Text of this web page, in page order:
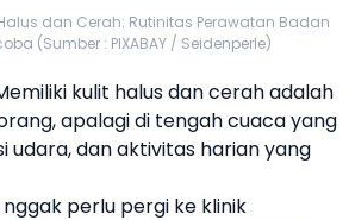
dan Cerah: Rutinitas Perawatan Badan
(Sumber : PIXABAY / Seidenperle)
kulit halus dan cerah adalah
apalagi di tengah cuaca yang
udara, dan aktivitas harian yang
perlu pergi ke klinik